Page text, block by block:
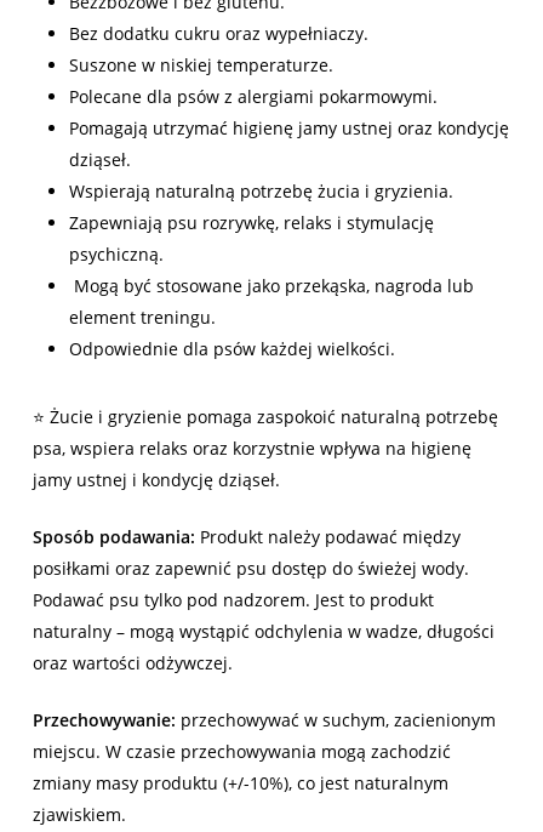
Bez dodatku cukru oraz wypełniaczy.
Suszone w niskiej temperaturze.
Polecane dla psów z alergiami pokarmowymi.
Pomagają utrzymać higienę jamy ustnej oraz kondycję
dziąseł.
Wspierają naturalną potrzebę żucia i gryzienia.
Zapewniają psu rozrywkę, relaks i stymulację
psychiczną.
Mogą być stosowane jako przekąska, nagroda lub
element treningu.
Odpowiednie dla psów każdej wielkości.
⭐ Żucie i gryzienie pomaga zaspokoić naturalną potrzebę
psa, wspiera relaks oraz korzystnie wpływa na higienę
jamy ustnej i kondycję dziąseł.
Sposób podawania: Produkt należy podawać między
posiłkami oraz zapewnić psu dostęp do świeżej wody.
Podawać psu tylko pod nadzorem. Jest to produkt
naturalny – mogą wystąpić odchylenia w wadze, długości
oraz wartości odżywczej.
Przechowywanie: przechowywać w suchym, zacienionym
miejscu. W czasie przechowywania mogą zachodzić
zmiany masy produktu (+/-10%), co jest naturalnym
zjawiskiem.